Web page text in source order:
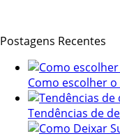
Postagens Recentes
Como escolher o
Tendências de